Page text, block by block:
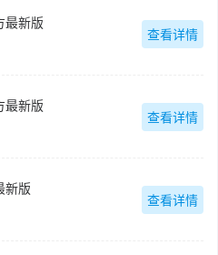
最新版
查看详情
最新版
查看详情
新版
查看详情